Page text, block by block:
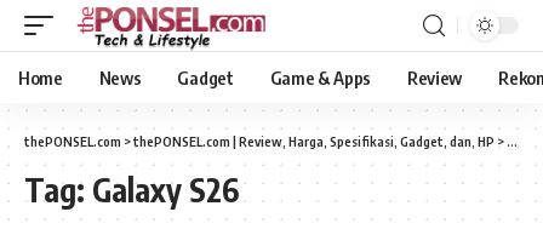
Home News Gadget Game & Apps Review
thePONSEL.com >thePONSEL.com | Review, Harga, Spesifikasi, Gadget, dan, HP >
Tag: Galaxy S26